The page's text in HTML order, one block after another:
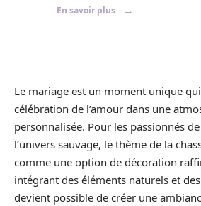
En savoir plus
Le mariage est un moment unique
célébration de l’amour dans une
personnalisée. Pour les passionnés
l’univers sauvage, le thème de la
comme une option de décoration
intégrant des éléments naturels et
devient possible de créer une